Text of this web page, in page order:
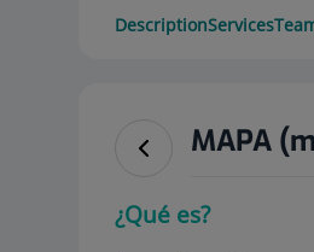
DescriptionServices
MAPA
¿Qué es?